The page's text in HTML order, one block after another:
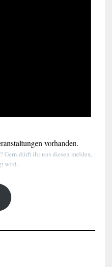
vorhanden.
Gern dürft ihr uns diesen melden,
wird.